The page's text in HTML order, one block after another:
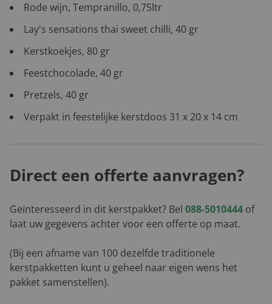
Rode wijn, Tempranillo, 0,75ltr
Lay's sensations thai sweet chilli, 40 gr
Kerstkoekjes, 80 gr
Feestchocolade, 40 gr
Pretzels, 40 gr
Verpakt in feestelijke kerstdoos 31 x 20 x 14 cm
Direct een offerte aanvragen?
Geïnteresseerd in dit kerstpakket? Bel 088-5010444 of
laat uw gegevens achter voor een offerte op maat.
(Bij een afname van 100 dezelfde traditionele
kerstpakketten kunt u geheel naar eigen wens het
pakket samenstellen).